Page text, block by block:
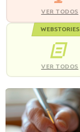
VER TODOS
WEBSTORIES
VER TODOS